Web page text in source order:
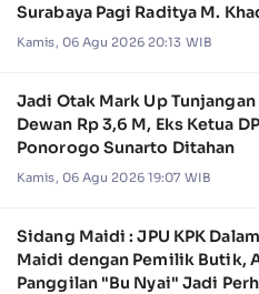
Surabaya Pagi Raditya M.
Kamis, 06 Agu 2026 20:13 WIB
Jadi Otak Mark Up Tunjangan
Dewan Rp 3,6 M, Eks Ketua
Ponorogo Sunarto Ditahan
Kamis, 06 Agu 2026 19:07 WIB
Sidang Maidi : JPU KPK
Maidi dengan Pemilik Butik,
Panggilan "Bu Nyai" Jadi